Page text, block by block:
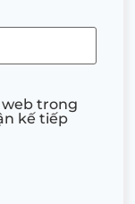
web trong
kế tiếp